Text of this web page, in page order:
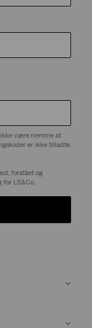
være nemme at
er ikke tilladte.
forstået og
LS&Co.